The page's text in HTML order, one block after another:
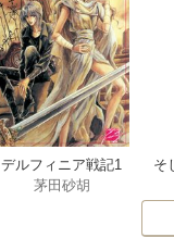
デルフィニア戦記1
茅田砂胡
そ